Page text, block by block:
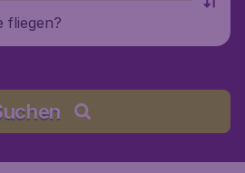
fliegen?